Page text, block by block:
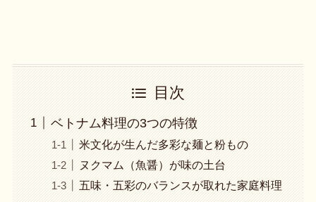
目次
ベトナム料理の3つの特徴
米文化が生んだ多彩な麺と粉もの
ヌクマム（魚醤）が味の土台
五味・五彩のバランスが取れた家庭料理